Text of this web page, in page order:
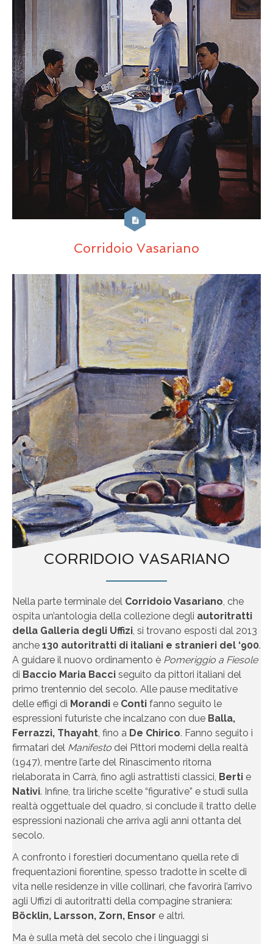
Corridoio Vasariano
CORRIDOIO VASARIANO
Nella parte terminale del Corridoio Vasariano, che
ospita un’antologia della collezione degli autoritratti
della Galleria degli Uffizi, si trovano esposti dal 2013
anche 130 autoritratti di italiani e stranieri del ‘900.
A guidare il nuovo ordinamento è Pomeriggio a Fiesole
di Baccio Maria Bacci seguito da pittori italiani del
primo trentennio del secolo. Alle pause meditative
delle effigi di Morandi e Conti fanno seguito le
espressioni futuriste che incalzano con due Balla,
Ferrazzi, Thayaht, fino a De Chirico. Fanno seguito i
firmatari del Manifesto dei Pittori moderni della realtà
(1947), mentre l’arte del Rinascimento ritorna
rielaborata in Carrà, fino agli astrattisti classici, Berti e
Nativi. Infine, tra liriche scelte “figurative” e studi sulla
realtà oggettuale del quadro, si conclude il tratto delle
espressioni nazionali che arriva agli anni ottanta del
secolo.
A confronto i forestieri documentano quella rete di
frequentazioni fiorentine, spesso tradotte in scelte di
vita nelle residenze in ville collinari, che favorirà l’arrivo
agli Uffizi di autoritratti della compagine straniera:
Böcklin, Larsson, Zorn, Ensor e altri.
Ma è sulla metà del secolo che i linguaggi si